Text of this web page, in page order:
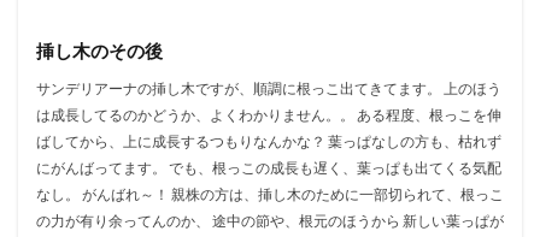
挿し木のその後
サンデリアーナの挿し木ですが、順調に根っこ出てきてます。 上のほう
は成長してるのかどうか、よくわかりません。。 ある程度、根っこを伸
ばしてから、上に成長するつもりなんかな？ 葉っぱなしの方も、枯れず
にがんばってます。 でも、根っこの成長も遅く、葉っぱも出てくる気配
なし。 がんばれ～！ 親株の方は、挿し木のために一部切られて、根っこ
の力が有り余ってんのか、 途中の節や、根元のほうから 新しい葉っぱが